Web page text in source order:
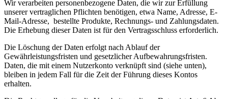
Wir verarbeiten personenbezogene Daten, die wir zur Erfüllung
unserer vertraglichen Pflichten benötigen, etwa Name, Adresse, E-
Mail-Adresse, bestellte Produkte, Rechnungs- und Zahlungsdaten.
Die Erhebung dieser Daten ist für den Vertragsschluss erforderlich.
Die Löschung der Daten erfolgt nach Ablauf der
Gewährleistungsfristen und gesetzlicher Aufbewahrungsfristen.
Daten, die mit einem Nutzerkonto verknüpft sind (siehe unten),
bleiben in jedem Fall für die Zeit der Führung dieses Kontos
erhalten.